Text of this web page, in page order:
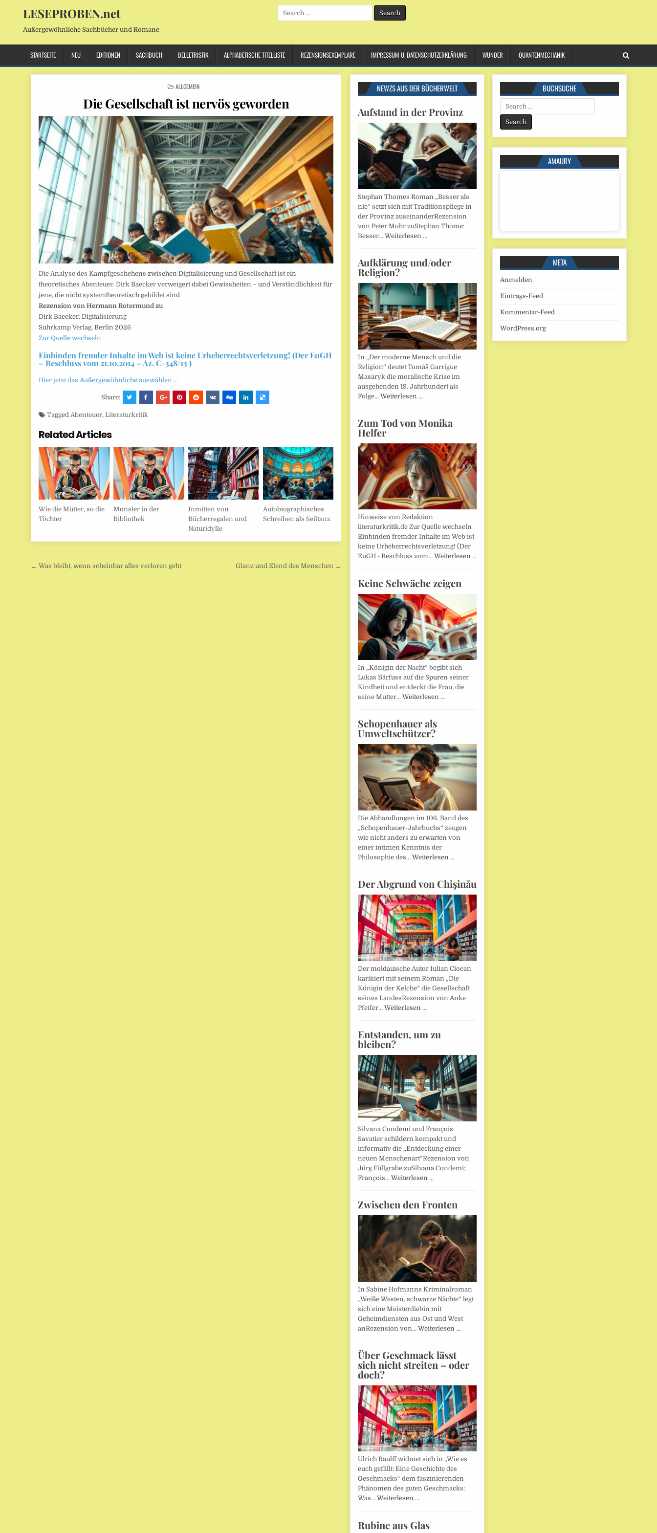
LESEPROBEN.net
Außergewöhnliche Sachbücher und Romane
Search
for:
STARTSEITE NEU EDITIONEN SACHBUCH BELLETRISTIK ALPHABETISCHE TITELLISTE REZENSIONSEXEMPLARE IMPRESSUM U. DATENSCHUTZERKLÄRUNG WUNDER QUANTENMECHANIK
POSTED
ALLGEMEIN
Die Gesellschaft ist nervös geworden
Die Analyse des Kampfgeschehens zwischen Digitalisierung und Gesellschaft ist ein
theoretisches Abenteuer. Dirk Baecker verweigert dabei Gewissheiten – und Verständlichkeit für
jene, die nicht systemtheoretisch gebildet sind
Rezension von Hermann Rotermund zu
Dirk Baecker: Digitalisierung
Suhrkamp Verlag, Berlin 2026
Zur Quelle wechseln
Einbinden fremder Inhalte im Web ist keine Urheberrechtsverletzung! (Der EuGH
– Beschluss vom 21.10.2014 – Az. C-348/13 )
Hier jetzt das Außergewöhnliche auswählen …
Share:
Tagged Abenteuer,Literaturkritik
Related Articles
Wie die Mütter, so die
Töchter
Monster in der
Bibliothek
Inmitten von
Bücherregalen und
Naturidylle
Autobiographisches
Schreiben als Seiltanz
Beitragsnavigation
← Was bleibt, wenn scheinbar alles verloren geht Glanz und Elend des Menschen →
NEWZS AUS DER BÜCHERWELT
Aufstand in der Provinz
Stephan Thomes Roman „Besser als
nie“ setzt sich mit Traditionspflege in
der Provinz auseinanderRezension
von Peter Mohr zuStephan Thome:
Besser… Weiterlesen …
Aufklärung und/oder
Religion?
In „Der moderne Mensch und die
Religion“ deutet Tomáš Garrigue
Masaryk die moralische Krise im
ausgehenden 19. Jahrhundert als
Folge… Weiterlesen …
Zum Tod von Monika
Helfer
Hinweise von Redaktion
literaturkritik.de Zur Quelle wechseln
Einbinden fremder Inhalte im Web ist
keine Urheberrechtsverletzung! (Der
EuGH - Beschluss vom… Weiterlesen …
Keine Schwäche zeigen
In „Königin der Nacht“ begibt sich
Lukas Bärfuss auf die Spuren seiner
Kindheit und entdeckt die Frau, die
seine Mutter… Weiterlesen …
Schopenhauer als
Umweltschützer?
Die Abhandlungen im 106. Band des
„Schopenhauer-Jahrbuchs“ zeugen
wie nicht anders zu erwarten von
einer intimen Kenntnis der
Philosophie des… Weiterlesen …
Der Abgrund von Chişinău
Der moldauische Autor Iulian Ciocan
karikiert mit seinem Roman „Die
Königin der Kelche” die Gesellschaft
seines LandesRezension von Anke
Pfeifer… Weiterlesen …
Entstanden, um zu
bleiben?
Silvana Condemi und François
Savatier schildern kompakt und
informativ die „Entdeckung einer
neuen Menschenart“Rezension von
Jörg Füllgrabe zuSilvana Condemi;
François… Weiterlesen …
Zwischen den Fronten
In Sabine Hofmanns Kriminalroman
„Weiße Westen, schwarze Nächte“ legt
sich eine Meisterdiebin mit
Geheimdiensten aus Ost und West
anRezension von… Weiterlesen …
Über Geschmack lässt
sich nicht streiten – oder
doch?
Ulrich Raulff widmet sich in „Wie es
euch gefällt: Eine Geschichte des
Geschmacks“ dem faszinierenden
Phänomen des guten Geschmacks:
Was… Weiterlesen …
Rubine aus Glas
BUCHSUCHE
Search
for:
AMAURY
META
Anmelden
Eintrags-Feed
Kommentar-Feed
WordPress.org